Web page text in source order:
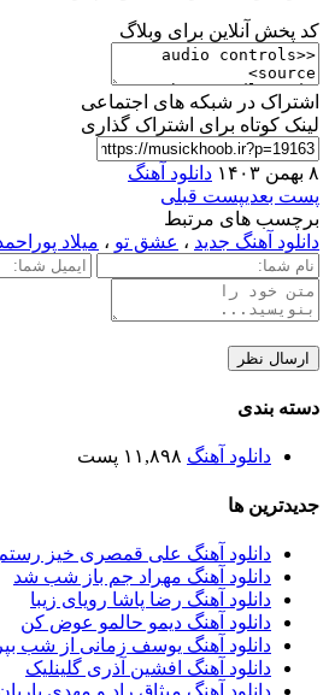
کد پخش آنلاین برای وبلاگ
اشتراک در شبکه های اجتماعی
لینک کوتاه برای اشتراک گذاری
۸ بهمن ۱۴۰۳
دانلود آهنگ
پست بعدیپست قبلی
برچسب های مرتبط
دانلود آهنگ جدید ، عشق تو ، میلاد
دسته بندی
دانلود آهنگ ۱۱,۸۹۸ پست
جدیدترین ها
دانلود آهنگ علی قمصری خیز رستم
دانلود آهنگ مهراد جم باز شب شد
دانلود آهنگ رضا پاشا رویای زیبا
دانلود آهنگ دیمو حالمو عوض کن
دانلود آهنگ یوسف زمانی از شب
دانلود آهنگ افشین آذری گلینلیک
دانلود آهنگ میثاق راد و مهدی